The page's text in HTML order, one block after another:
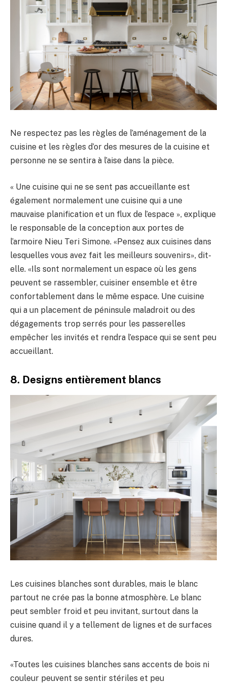
Ne respectez pas les règles de l’aménagement de la
cuisine et les règles d’or des mesures de la cuisine et
personne ne se sentira à l’aise dans la pièce.
« Une cuisine qui ne se sent pas accueillante est
également normalement une cuisine qui a une
mauvaise planification et un flux de l’espace », explique
le responsable de la conception aux portes de
l’armoire Nieu Teri Simone. «Pensez aux cuisines dans
lesquelles vous avez fait les meilleurs souvenirs», dit-
elle. «Ils sont normalement un espace où les gens
peuvent se rassembler, cuisiner ensemble et être
confortablement dans le même espace. Une cuisine
qui a un placement de péninsule maladroit ou des
dégagements trop serrés pour les passerelles
empêcher les invités et rendra l’espace qui se sent peu
accueillant.
8. Designs entièrement blancs
Les cuisines blanches sont durables, mais le blanc
partout ne crée pas la bonne atmosphère. Le blanc
peut sembler froid et peu invitant, surtout dans la
cuisine quand il y a tellement de lignes et de surfaces
dures.
«Toutes les cuisines blanches sans accents de bois ni
couleur peuvent se sentir stériles et peu